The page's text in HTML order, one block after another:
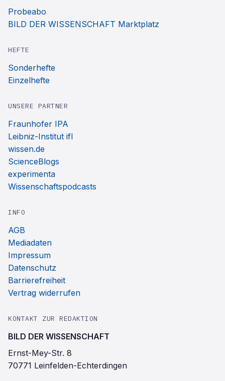
Probeabo
BILD DER WISSENSCHAFT Marktplatz
HEFTE
Sonderhefte
Einzelhefte
UNSERE PARTNER
Fraunhofer IPA
Leibniz-Institut ifl
wissen.de
ScienceBlogs
experimenta
Wissenschaftspodcasts
INFO
AGB
Mediadaten
Impressum
Datenschutz
Barrierefreiheit
Vertrag widerrufen
KONTAKT ZUR REDAKTION
BILD DER WISSENSCHAFT
Ernst-Mey-Str. 8
70771 Leinfelden-Echterdingen